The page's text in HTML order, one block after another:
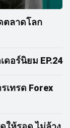
ตลาดโลก
ดอร์นิยม EP.24
เทรด Forex